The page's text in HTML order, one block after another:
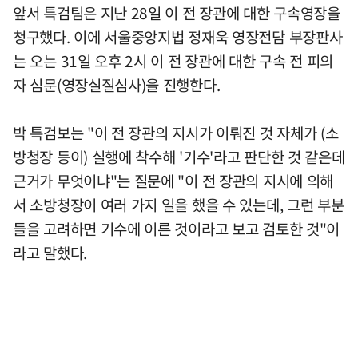
앞서 특검팀은 지난 28일 이 전 장관에 대한 구속영장을
청구했다. 이에 서울중앙지법 정재욱 영장전담 부장판사
는 오는 31일 오후 2시 이 전 장관에 대한 구속 전 피의
자 심문(영장실질심사)을 진행한다.
박 특검보는 "이 전 장관의 지시가 이뤄진 것 자체가 (소
방청장 등이) 실행에 착수해 '기수'라고 판단한 것 같은데
근거가 무엇이냐"는 질문에 "이 전 장관의 지시에 의해
서 소방청장이 여러 가지 일을 했을 수 있는데, 그런 부분
들을 고려하면 기수에 이른 것이라고 보고 검토한 것"이
라고 말했다.